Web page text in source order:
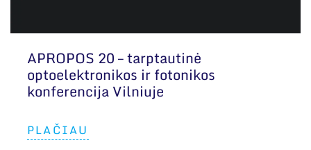
APROPOS 20 – tarptautinė
optoelektronikos ir fotonikos
konferencija Vilniuje
PLAČIAU